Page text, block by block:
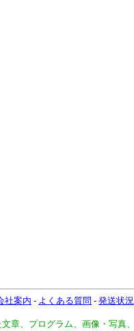
社案内 - よくある質問 - 発送状況
章、プログラム、画像・写真